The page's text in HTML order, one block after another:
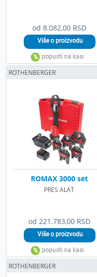
od 8.082,00 RSD
od 221.783,00 RSD
ROMAX 3000 set
PRES ALAT
ROTHENBERGER
ROTHENBERGER